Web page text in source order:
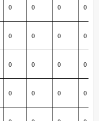
0 0 0 0
0 0 0 0
0 0 0 0
0 0 0 0